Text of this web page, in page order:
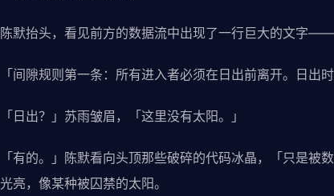
陈默抬头，看见前方的数据流中出现了一行巨大的文字
「间隙规则第一条：所有进入者必须在日出前离开。日出
「日出？」苏雨皱眉，「这里没有太阳。」
「有的。」陈默看向头顶那些破碎的代码冰晶，「只是
光亮，像某种被囚禁的太阳。